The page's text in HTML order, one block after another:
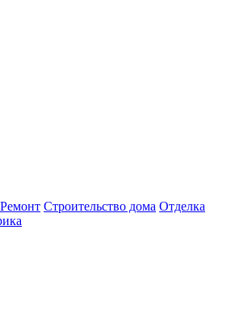
Ремонт Строительство дома Отделка